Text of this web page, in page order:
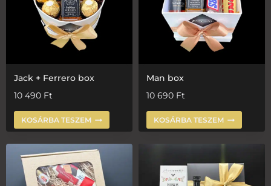
Jack + Ferrero box
10 490 Ft
KOSÁRBA TESZEM
Man box
10 690 Ft
KOSÁRBA TESZEM